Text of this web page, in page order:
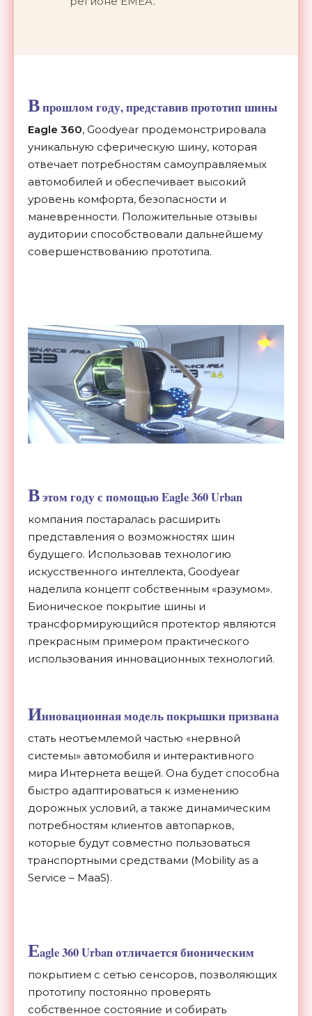
Впрошлом году, представивпрототип шины
Eagle 360, Goodyear продемонстрировала
уникальную сферическую шину, которая
отвечает потребностям самоуправляемых
автомобилей и обеспечивает высокий
уровень комфорта, безопасности и
маневренности. Положительные отзывы
аудитории способствовали дальнейшему
совершенствованию прототипа.
Вэтом году с помощью Eagle 360 Urban
компания постаралась расширить
представления о возможностях шин
будущего. Использовав технологию
искусственного интеллекта, Goodyear
наделила концепт собственным «разумом».
Бионическое покрытие шины и
трансформирующийся протектор являются
прекрасным примером практического
использования инновационных технологий.
Инновационная модель покрышки призвана
стать неотъемлемой частью «нервной
системы» автомобиля и интерактивного
мира Интернета вещей. Она будет способна
быстро адаптироваться к изменению
дорожных условий, а также динамическим
потребностям клиентов автопарков,
которые будут совместно пользоваться
транспортными средствами (Mobility as a
Service – MaaS).
Eagle 360 Urban отличается бионическим
покрытием с сетью сенсоров, позволяющих
прототипу постоянно проверять
собственное состояние и собирать